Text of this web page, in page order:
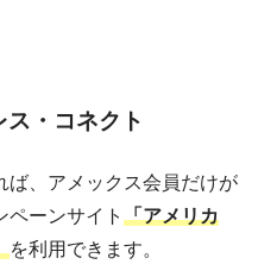
・コネクト
ば、アメックス会員だけが
ペーンサイト 「アメリカ
を利用できます。